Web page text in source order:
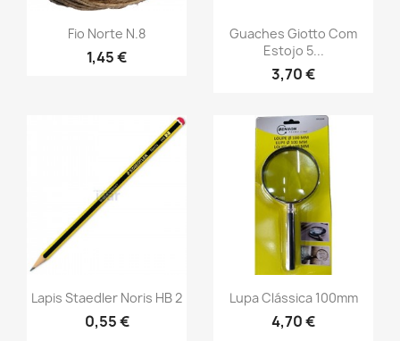
Fio Norte N.8
1,45 €
Guaches Giotto Com
Estojo 5...
3,70 €
Lapis Staedler Noris HB 2
0,55 €
Lupa Clássica 100mm
4,70 €